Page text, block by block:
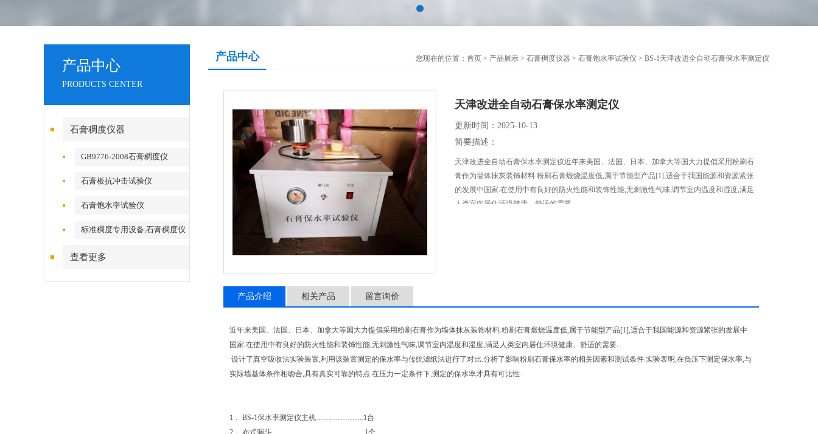
产品中心
PRODUCTS CENTER
石膏稠度仪器
GB9776-2008石膏稠度仪
石膏板抗冲击试验仪
石膏饱水率试验仪
标准稠度专用设备,石膏稠度仪
查看更多
产品中心 您现在的位置： 首页 > 产品展示 > 石膏稠度仪器 > 石膏饱水率试验仪 > BS-1天津改进全自动石膏保水率测定仪
天津改进全自动石膏保水率测定仪
更新时间：2025-10-13
简要描述：
天津改进全自动石膏保水率测定仪近年来美国、法国、日本、加拿大等国大力提倡采用粉刷石
膏作为墙体抹灰装饰材料.粉刷石膏煅烧温度低,属于节能型产品[1],适合于我国能源和资源紧张
的发展中国家.在使用中有良好的防火性能和装饰性能,无刺激性气味,调节室内温度和湿度,满足
人类室内居住环境健康、舒适的需要.
产品介绍 相关产品 留言询价
近年来美国、法国、日本、加拿大等国大力提倡采用粉刷石膏作为墙体抹灰装饰材料.粉刷石膏煅烧温度低,属于节能型产品[1],适合于我国能源和资源紧张的发展中
国家.在使用中有良好的防火性能和装饰性能,无刺激性气味,调节室内温度和湿度,满足人类室内居住环境健康、舒适的需要.
设计了真空吸收法实验装置,利用该装置测定的保水率与传统滤纸法进行了对比.分析了影响粉刷石膏保水率的相关因素和测试条件.实验表明,在负压下测定保水率,与
实际墙基体条件相吻合,具有真实可靠的特点.在压力一定条件下,测定的保水率才具有可比性.
1． BS-1保水率测定仪主机………………..1台
2． 布式漏斗………………………...………1个